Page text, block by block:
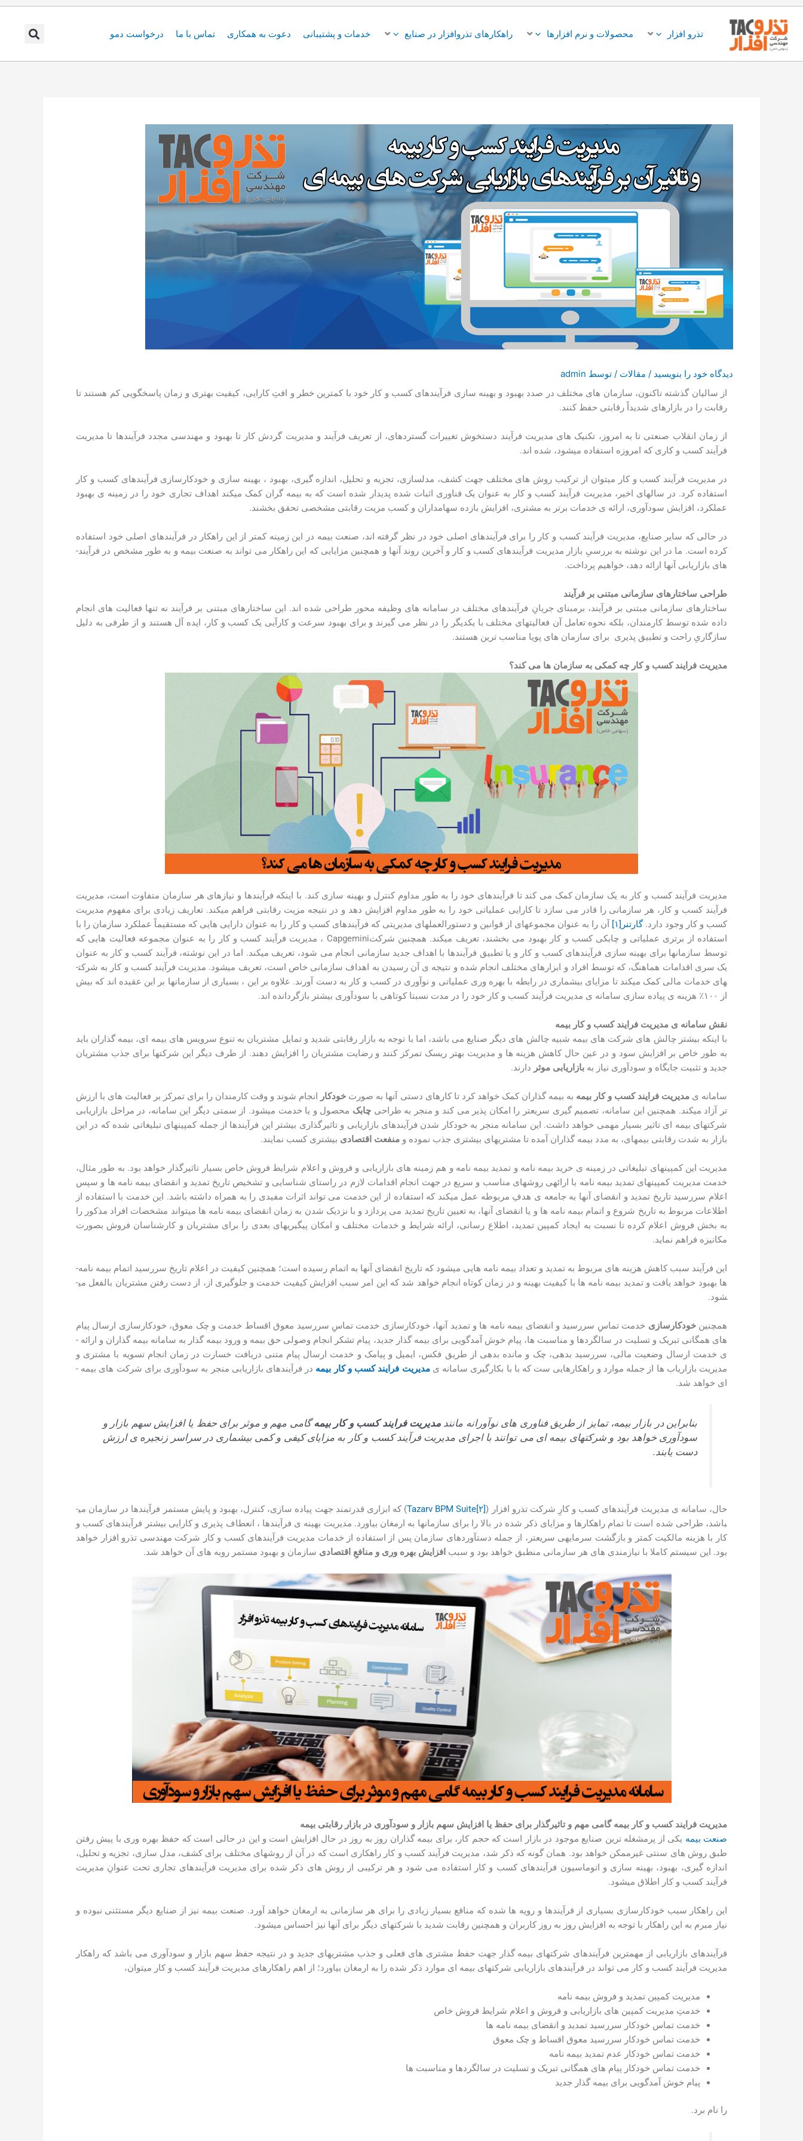
رفتن
محتوا
تذرو افزار محصولات و نرم افزارها راهکارهای تذروافزار در صنایع خدمات و پشتیبانی دعوت به همکاری تماس با ما درخواست دمو
دیدگاه‌ خود را بنویسید / مقالات / توسط admin
از سالیان گذشته تاکنون، سازمان­ های مختلف در صدد بهبود و بهینه ­سازی فرآیندهای کسب و کار خود با کمترین خطر و افتِ کارایی، کیفیت بهتری و زمان پاسخگویی کم هستند تا
رقابت را در بازار­های شدیداً رقابتی حفظ کنند.
از زمان انقلاب صنعتی تا به امروز، تکنیک ­های مدیریت فرآیند دستخوش تغییرات گسترده­ای، از تعریف فرآیند و مدیریت گردش کار تا بهبود و مهندسی مجدد فرآیند­ها تا مدیریت
فرآیند کسب و کاری که امروزه استفاده می­شود، شده­ اند.
در مدیریت فرآیند کسب و کار می­توان از ترکیب روش ­های مختلف جهت کشف، مدل­سازی، تجزیه و تحلیل، اندازه­ گیری، بهبود ، بهینه ­سازی و خودکار­سازی فرآیندهای کسب و کار
استفاده کرد. در سال­های اخیر، مدیریت فرآیند کسب و کار به عنوان یک فناوری اثبات شده پدیدار شده است که به بیمه ­گران کمک می­کند اهداف تجاری خود را در زمینه­ ی بهبود
عملکرد، افزایش سودآوری، ارائه ی خدمات برتر به مشتری، افزایش بازده سهام­داران و کسب مزیت رقابتی مشخصی تحقق بخشند.
در حالی که سایر صنایع، مدیریت فرآیند کسب و کار را برای فرآیندهای اصلی خود در نظر گرفته اند، صنعت بیمه در این زمینه کمتر از این راهکار در فرآیند­های اصلی خود استفاده
کرده است. ما در این نوشته به بررسیِ بازار مدیریت فرآیند­های کسب و کار و آخرین روند آنها و همچنین مزایایی که این راهکار می تواند به صنعت بیمه و به­ طور مشخص در فرآیند­
های بازاریابی آن­ها ارائه دهد، خواهیم پرداخت.
طراحی ساختارهای سازمانی مبتنی بر فرآیند
ساختارهای سازمانی مبتنی بر فرآیند، برمبنای جریانِ فرآیندهای مختلف در سامانه ­های وظیفه محور طراحی شده ­اند. این ساختار­های مبتنی بر فرآیند نه تنها فعالیت های انجام
داده شده توسط کارمندان، بلکه نحوه تعامل آن فعالیتهای مختلف با یکدیگر را در نظر می گیرند و برای بهبود سرعت و کارآیی یک کسب و کار، ایده ­آل هستند و از طرفی به دلیل
سازگاریِ راحت و تطبیق­ پذیری برای سازمان های پویا مناسب ترین هستند.
مدیریت فرایند کسب و کار چه کمکی به سازمان ها می کند؟
مدیریت فرآیند کسب و کار به یک سازمان کمک می کند تا فرآیندهای خود را به طور مداوم کنترل و بهینه­ سازی کند. با اینکه فرآیندها و نیازهای هر سازمان متفاوت است، مدیریت
فرآیند کسب و کار، هر سازمانی را قادر می سازد تا کارایی عملیاتی خود را به طور مداوم افزایش دهد و در نتیجه مزیت رقابتی فراهم می­کند. تعاریف زیادی برای مفهوم مدیریت
کسب و کار وجود دارد.گارتنر [۱]
آن را به عنوان مجموعه­ای از قوانین و دستورالعمل­های مدیریتی که فرآیندهای کسب و کار را به عنوان دارایی ­هایی که مستقیماً عملکرد سازمان را با
استفاده از برتری عملیاتی و چابکی کسب و کار بهبود می ­بخشند، تعریف می­کند. همچنین شرکتCapgemini ، مدیریت فرآیند کسب و کار را به عنوان مجموعه فعالیت­ هایی که
توسط سازمان­ها برای بهینه­ سازی فرآیندهای کسب و کار و یا تطبیق فرآیندها با اهداف جدید سازمانی انجام می ­شود، تعریف می­کند. اما در این نوشته، فرآیند کسب و کار به عنوان
یک سری اقدامات هماهنگ، که توسط افراد و ابزار­های مختلف انجام شده و نتیجه ­ی آن رسیدن به اهداف سازمانی خاص است، تعریف می­شود. مدیریت فرآیند کسب و کار به شرکت­
های خدمات مالی کمک می­کند تا مزایای بیشماری در رابطه با بهره­ وری عملیاتی و نوآوری در کسب و کار به­ دست آورند. علاوه بر این ، بسیاری از سازمان­ها بر این عقیده­ اند که بیش
از ۱۰۰٪ هزینه ­ی پیاده­ سازی سامانه ­ی مدیریت فرآیند کسب و کار خود را در مدت نسبتا کوتاهی با سودآوری بیشتر بازگردانده ­اند.
نقش سامانه­ ی مدیریت فرایند کسب و کار بیمه
با اینکه بیشتر چالش ­های شرکت­ های بیمه شبیه چالش های دیگر صنایع می­ باشد، اما با توجه به بازار رقابتی شدید و تمایل مشتریان به تنوع سرویس های بیمه ای، بیمه­ گذاران باید
به طور خاص بر افزایش سود و در عین حال کاهش هزینه­ ها و مدیریت بهتر ریسک تمرکز کنند و رضایت مشتریان را افزایش دهند. از طرف دیگر این شرکت­ها برای جذب مشتریان
جدید و تثبیت جایگاه و سودآوری نیاز به بازاریابی موثر دارند.
سامانه­ یمدیریت فرایند کسب و کار بیمه به بیمه­ گذاران کمک خواهد کرد تا کارهای دستی آن­ها به صورت خودکار انجام شوند و وقت کارمندان را برای تمرکز بر فعالیت های با ارزش
­تر آزاد می­کند. همچنین این سامانه، تصمیم­ گیری سریع­تر را امکان­ پذیر می کند و منجر به طراحی چابک محصول و یا خدمت می­شود. از سمتی دیگر این سامانه، در مراحل بازاریابی
شرکت­های بیمه ای تاثیر بسیار مهمی خواهد داشت. این سامانه منجر به خودکار شدن فرآیند­های بازاریابی و تاثیرگذاری بیشتر این فرآیندها از جمله کمپین­های تبلیغاتی شده که در این
بازار به شدت رقابتی بیمه­ای، به مدد بیمه­ گذاران آمده تا مشتری­های بیشتری جذب نموده و منفعت اقتصادی بیشتری کسب نمایند.
مدیریت این کمپین­های تبلیغاتی در زمینه­ ی خرید بیمه ­نامه و تمدید بیمه ­نامه و هم زمینه ­های بازاریابی و فروش و اعلام شرایط فروش خاص بسیار تاثیرگذار خواهد بود. به ­طور مثال،
خدمت مدیریت کمپین­های تمدید بیمه­ نامه با ارائه­ی روش­های مناسب و سریع در جهت انجام اقدامات لازم در راستای شناسایی و تشخیص تاریخ تمدید و انقضای بیمه­ نامه ­ها و سپس
اعلام سررسید تاریخ تمدید و انقضای آنها به جامعه­ ی هدفِ مربوطه عمل می­کند که استفاده از این خدمت می تواند اثرات مفیدی را به همراه داشته باشد. این خدمت با استفاده از
اطلاعات مربوط به تاریخ شروع و اتمام بیمه­ نامه ­ها و یا انقضای آنها، به تعیین تاریخ تمدید می ­پردازد و با نزدیک شدن به زمان انقضای بیمه نامه ­ها می­تواند مشخصات افراد مذکور را
به بخش فروش اعلام کرده تا نسبت به ایجاد کمپین تمدید، اطلاع رسانی، ارائه شرایط و خدمات مختلف و امکان پیگیری­های بعدی را برای مشتریان و کارشناسان فروش بصورت
مکانیزه فراهم نماید.
این فرآیند سبب کاهش هزینه ­های مربوط به تمدید و تعداد بیمه ­نامه هایی می­شود که تاریخ انقضای آن­ها به اتمام رسیده است؛ همچنین کیفیت در اعلام تاریخ سررسید اتمام بیمه­ نامه­
ها بهبود خواهد یافت و تمدید بیمه ­نامه­ ها با کیفیت بهینه و در زمان کوتاه انجام خواهد شد که این امر سبب افزایش کیفیت خدمت و جلوگیری از، از دست رفتن مشتریان بالفعل می­
شود.
همچنینخودکار­سازی خدمت تماسِ سررسید و انقضای بیمه­ نامه­ ها و تمدید آن­ها، خودکارسازی خدمت تماسِ سررسید معوق اقساط خدمت و چک معوق، خودکار­سازی ارسال پیام
های همگانی تبریک و تسلیت در سالگردها و مناسبت ­ها، پیام خوش آمد­گویی برای بیمه­ گذار جدید، پیام تشکر انجام وصولی حق بیمه و ورود بیمه­ گذار به سامانه بیمه­ گذاران و ارائه ­
ی خدمت ارسال وضعیت مالی، سررسید بدهی، چک و مانده بدهی از طریق فکس، ایمیل و پیامک و خدمت ارسال پیام متنی دریافت خسارت در زمان انجام تسویه با مشتری و
مدیریت بازاریاب ­ها از جمله موارد و راهکار­هایی ست که با با بکارگیری سامانه­ یمدیریت فرایند کسب و کار بیمهدر فرآیند­های بازاریابی منجر به سودآوری برای شرکت­ های بیمه ­
ای خواهد شد.
بنابراین در بازار بیمه، تمایز از طریق فناوری­ های نوآورانه مانندمدیریت فرایند کسب و کار بیمهگامی مهم و موثر برای حفظ یا افزایش سهم بازار و
سودآوری خواهد بود و شرکت­های بیمه­ ای می توانند با اجرای مدیریت فرآیند کسب و کار به مزایای کیفی و کمی بی­شماری در سراسر زنجیره ­ی ارزش
دست یابند.
حال، سامانه­ ی مدیریت فرآیند­های کسب و کارِ شرکت تذرو افزار ( Tazarv BPM Suite [۲]
) که ابزاری قدرتمند جهت پیاده ­سازی، کنترل، بهبود و پایش مستمر فرآیندها در سازمان می­
باشد، طراحی شده است تا تمام راهکار­­ها و مزایای ذکر شده در بالا را برای سازمان­ها به ارمغان بیاورد. مدیریت بهینه ­ی فرآیندها ، انعطاف­ پذیری و کارایی بیشتر فرآیندهای کسب و
کار با هزینه مالکیت کمتر و بازگشت سرمایه­ی سریع­تر، از جمله دست­آوردهای سازمان پس از استفاده از خدمات مدیریت فرآیندهای کسب و کار شرکت مهندسی تذرو افزار خواهد
بود. این سیستم کاملا با نیازمندی­ های هر سازمانی منطبق خواهد بود و سبب افزایش بهره ­­وری و منافعِ اقتصادی سازمان و بهبود مستمر رویه­ های آن خواهد شد.
مدیریت فرایند کسب و کار بیمه گامی مهم و تاثیر­گذار برای حفظ یا افزایش سهم بازار و سودآوری در بازار رقابتی بیمه
صنعت بیمه یکی از پرمشغله ­ترین صنایع موجود در بازار است که حجم کار، برای بیمه­ گذاران روز به روز در حال افزایش است و این در حالی است که حفظ بهره ­وری با پیش رفتن
طبق روش­ های سنتی غیرممکن خواهد بود. همان گونه که ذکر شد، مدیریت فرآیند کسب و کار راهکاری است که در آن از روش­های مختلف برای کشف، مدل سازی، تجزیه و تحلیل،
اندازه گیری، بهبود، بهینه­ سازی و اتوماسیون فرآیندهای کسب و کار استفاده می شود و هر ترکیبی از روش­ های ذکر شده برای مدیریت فرآیندهای تجاری تحت عنوانِ مدیریت
فرآیند کسب و کار اطلاق می­شود.
این راهکار سبب خودکارسازی بسیاری از فرآیند­ها و رویه­ ها شده که منافع بسیار زیادی را برای هر سازمانی به ارمغان خواهد آورد. صنعت بیمه نیز از صنایع دیگر مستثنی نبوده و
نیاز مبرم به این راهکار با توجه به افزایش روز به روز کاربران و همچنین رقابت شدید با شرکت­های دیگر برای آن­ها نیز احساس می­شود.
فرآیند­های بازاریابی از مهم­ترین فرآیند­های شرکت­های بیمه­ گذار جهت حفظ مشتری­ های فعلی و جذب مشتری­های جدید و در نتیجه حفظ سهم بازار و سودآوری می ­باشد که راهکار
مدیریت فرآیند کسب و کار می­ تواند در فرآیند­های بازاریابی شرکت­های بیمه ای موارد ذکر شده را به ارمغان بیاورد؛ از اهم راهکار­های مدیریت فرآیند کسب و کار می­توان،
مدیریت کمپین تمدید و فروش بیمه­ نامه
خدمتِ مدیریت کمپین­ های بازاریابی و فروش و اعلام شرایط فروش خاص
خدمت تماس خودکار سررسید تمدید و انقضای بیمه­ نامه­ ها
خدمت تماس خودکار سررسید معوق اقساط و چک معوق
خدمت تماس خودکار عدم تمدید بیمه­ نامه
خدمت تماس خودکار پیام های همگانی تبریک و تسلیت در سالگردها و مناسبت ­ها
پیام خوش­ آمد­گویی برای بیمه­ گذار جدید
را نام برد.